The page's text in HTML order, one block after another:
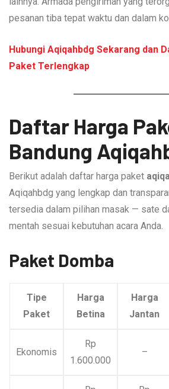
pesanan tiba tepat waktu dan dalam
Hubungi Aqiqahbdg Sekarang dan
Paket Terlengkap
Daftar Harga
Bandung
Berikut adalah daftar harga paket
Aqiqahbdg yang lengkap dan
tersedia dalam pilihan masak — sate
mentah sesuai kebutuhan acara Anda.
Paket Domba
Tipe
Paket
Harga
Betina
Harga
Jantan
Ekonomis
Rp
1.600.000
–